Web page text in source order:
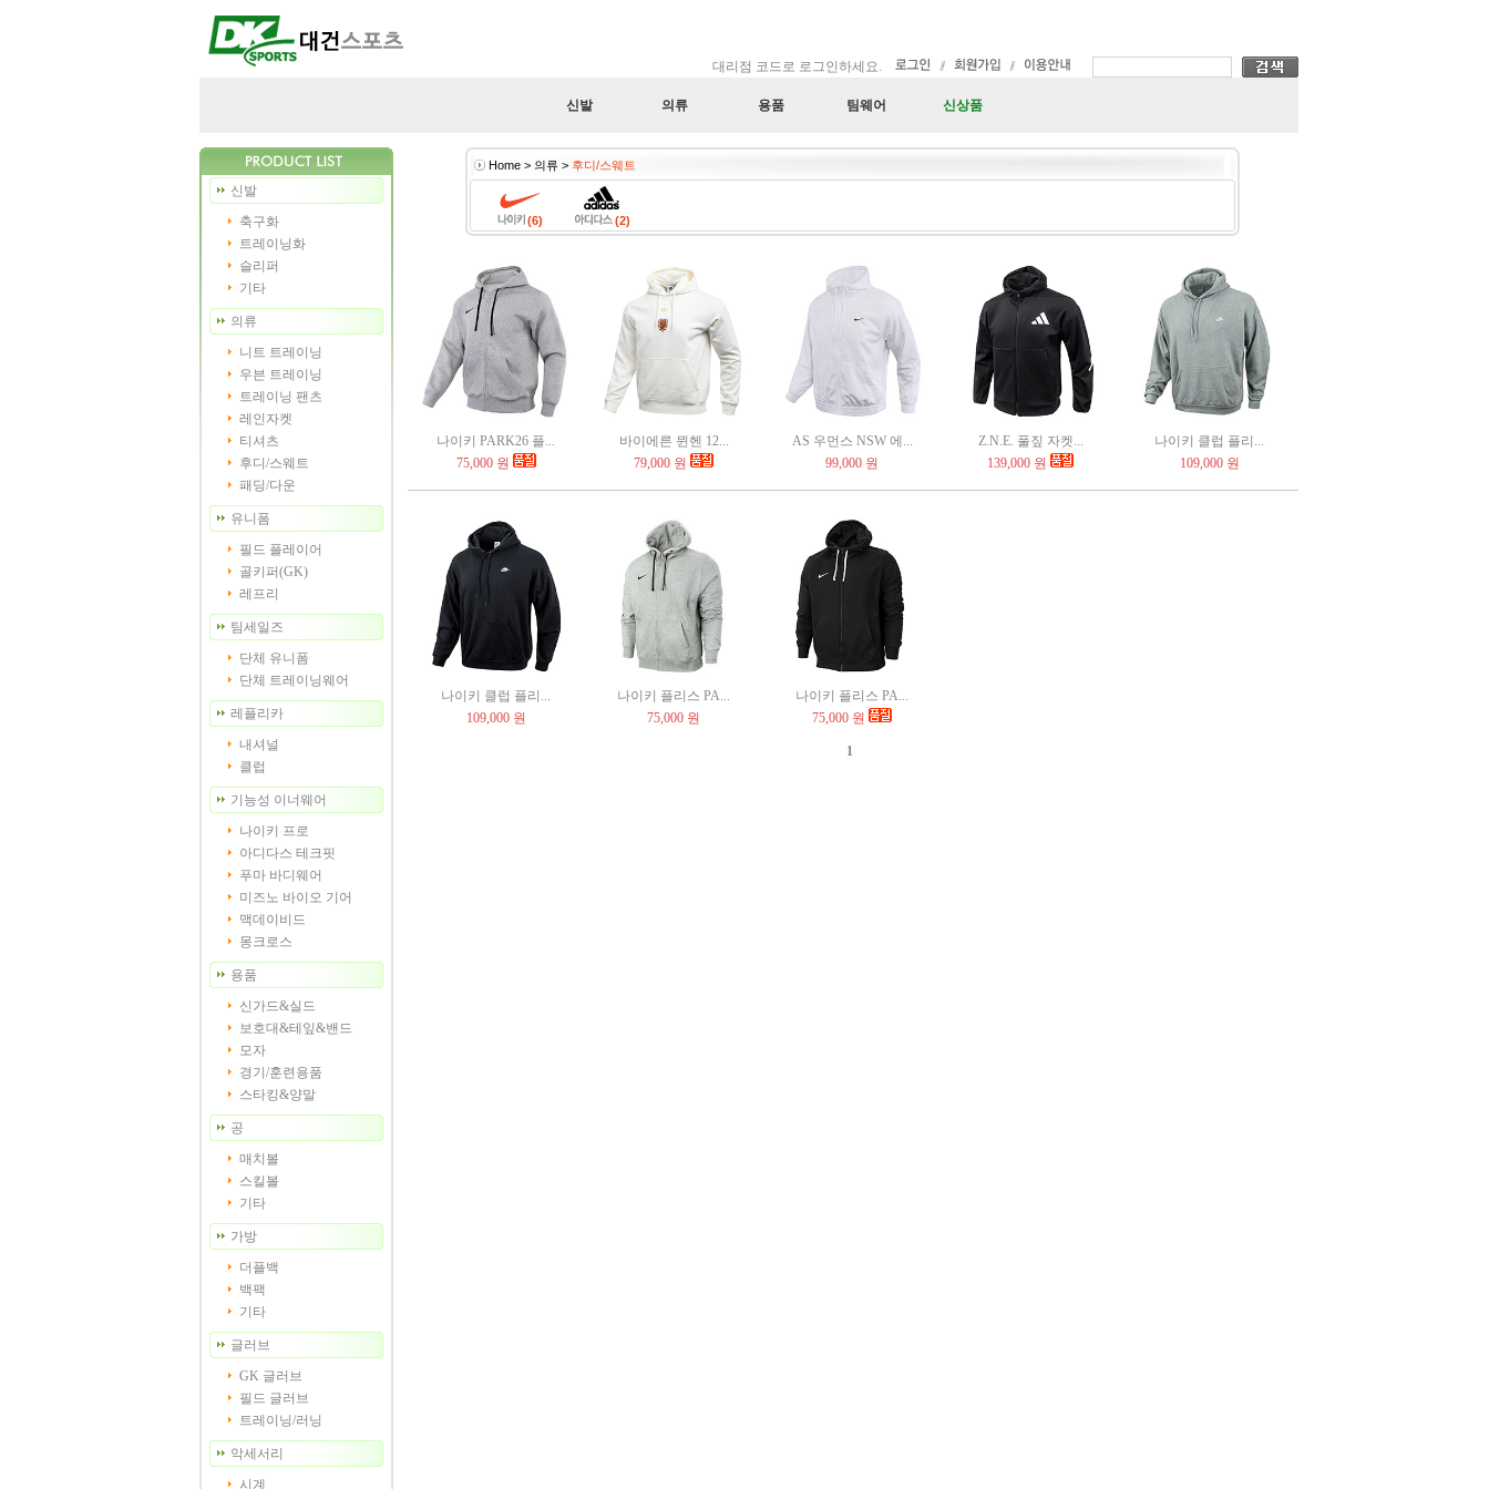
대리점 코드로 로그인하세요.
신발 의류 용품 팀웨어 신상품
신발
축구화
트레이닝화
슬리퍼
기타
의류
니트 트레이닝
우븐 트레이닝
트레이닝 팬츠
레인자켓
티셔츠
후디/스웨트
패딩/다운
유니폼
필드 플레이어
골키퍼(GK)
레프리
팀세일즈
단체 유니폼
단체 트레이닝웨어
레플리카
내셔널
클럽
기능성 이너웨어
나이키 프로
아디다스 테크핏
푸마 바디웨어
미즈노 바이오 기어
맥데이비드
몽크로스
용품
신가드&실드
보호대&테잎&밴드
모자
경기/훈련용품
스타킹&양말
공
매치볼
스킬볼
기타
가방
더플백
백팩
기타
글러브
GK 글러브
필드 글러브
트레이닝/러닝
악세서리
시계
Home > 의류 > 후디/스웨트
(6) (2)
나이키 PARK26 플...
75,000 원
바이에른 뮌헨 12...
79,000 원
AS 우먼스 NSW 에...
99,000 원
Z.N.E. 풀짚 자켓...
139,000 원
나이키 클럽 플리...
109,000 원
나이키 클럽 플리...
109,000 원
나이키 플리스 PA...
75,000 원
나이키 플리스 PA...
75,000 원
1